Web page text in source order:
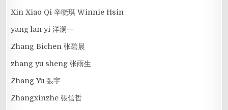
Xin Xiao Qi 辛晓琪 Winnie Hsin
yang lan yi 洋澜一
Zhang Bichen 张碧晨
zhang yu sheng 张雨生
Zhang Yu 張宇
Zhangxinzhe 張信哲